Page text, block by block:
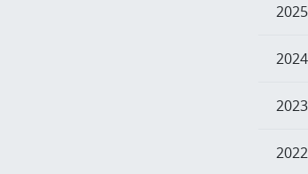
2025
2024
2023
2022